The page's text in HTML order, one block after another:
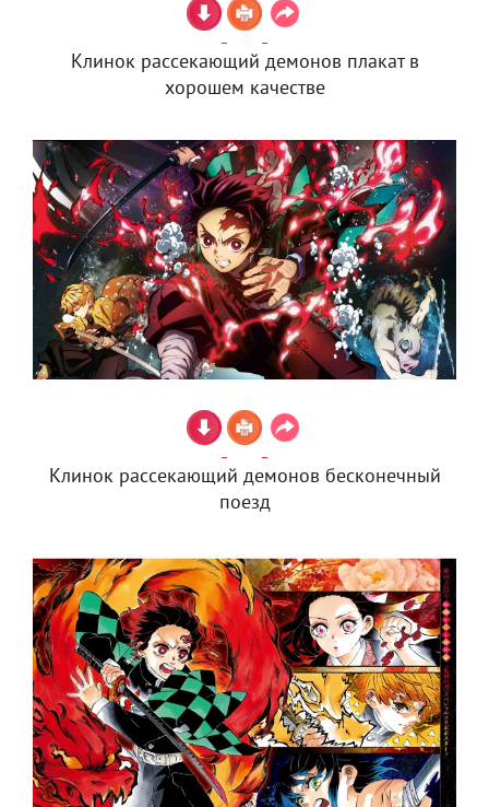
Клинок рассекающий демонов плакат в
хорошем качестве
Клинок рассекающий демонов бесконечный
поезд